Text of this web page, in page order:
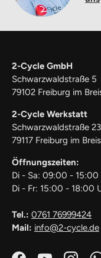
2-Cycle GmbH
Schwarzwaldstraße 5
79102 Freiburg im
2-Cycle Werkstatt
Schwarzwaldstraße 23
79117 Freiburg im
Öffnungszeiten:
Di - Sa: 09:00 - 15:00
Di - Fr: 15:00 - 18:00
Tel.: 0761 76999424
Mail: info@2-cycle.de